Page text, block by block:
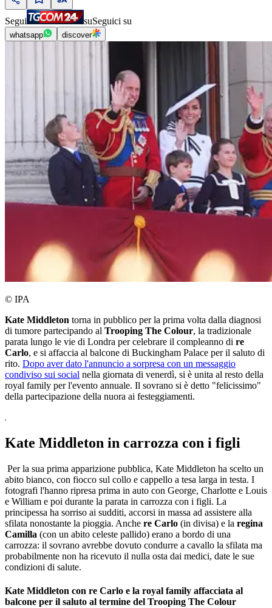
Segui suSeguici su
whatsapp discover
© IPA
Kate Middleton torna in pubblico per la prima volta dalla diagnosi
di tumore partecipando al Trooping The Colour, la tradizionale
parata lungo le vie di Londra per celebrare il compleanno di re
Carlo, e si affaccia al balcone di Buckingham Palace per il saluto di
rito. Dopo aver dato l'annuncio a sorpresa con un messaggio
condiviso sui social nella giornata di venerdì, si è unita al resto della
royal family per l'evento annuale. Il sovrano si è detto "felicissimo"
della partecipazione della nuora ai festeggiamenti.
Kate Middleton in carrozza con i figli
Per la sua prima apparizione pubblica, Kate Middleton ha scelto un
abito bianco, con fiocco sul collo e cappello a tesa larga in testa. I
fotografi l'hanno ripresa prima in auto con George, Charlotte e Louis
e William e poi durante la parata in carrozza con i figli. La
principessa ha sorriso ai sudditi, accorsi in massa ad assistere alla
sfilata nonostante la pioggia. Anche re Carlo (in divisa) e la regina
Camilla (con un abito celeste pallido) erano a bordo di una
carrozza: il sovrano avrebbe dovuto condurre a cavallo la sfilata ma
probabilmente non ha ricevuto il nulla osta dai medici, date le sue
condizioni di salute.
Kate Middleton con re Carlo e la royal family affacciata al
balcone per il saluto al termine del Trooping The Colour